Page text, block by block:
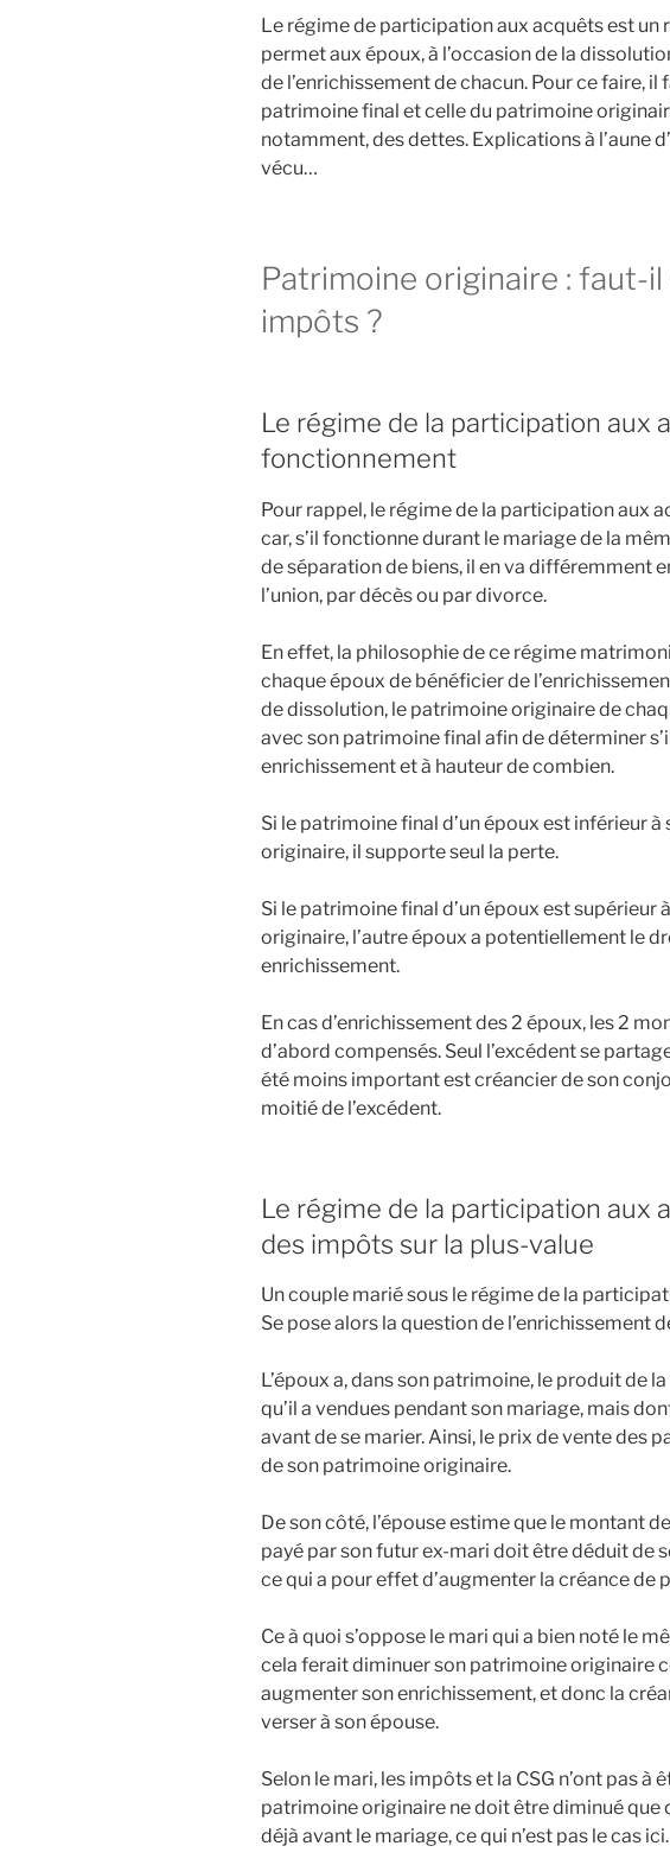
Le régime de participation aux acquêts est un
permet aux époux, à l’occasion de la
de l’enrichissement de chacun. Pour ce faire, il
patrimoine final et celle du patrimoine
notamment, des dettes. Explications à l’aune
vécu…
Patrimoine originaire : faut-
impôts ?
Le régime de la participation aux
fonctionnement
Pour rappel, le régime de la participation aux
car, s’il fonctionne durant le mariage de la
de séparation de biens, il en va différemment
l’union, par décès ou par divorce.
En effet, la philosophie de ce régime
chaque époux de bénéficier de
de dissolution, le patrimoine originaire de
avec son patrimoine final afin de déterminer
enrichissement et à hauteur de combien.
Si le patrimoine final d’un époux est inférieur
originaire, il supporte seul la perte.
Si le patrimoine final d’un époux est supérieur
originaire, l’autre époux a potentiellement le
enrichissement.
En cas d’enrichissement des 2 époux, les 2
d’abord compensés. Seul l’excédent se
été moins important est créancier de son
moitié de l’excédent.
Le régime de la participation aux
des impôts sur la plus-value
Un couple marié sous le régime de la
Se pose alors la question de l’enrichissement
L’époux a, dans son patrimoine, le produit de
qu’il a vendues pendant son mariage, mais
avant de se marier. Ainsi, le prix de vente des
de son patrimoine originaire.
De son côté, l’épouse estime que le montant
payé par son futur ex-mari doit être déduit de
ce qui a pour effet d’augmenter la créance de
Ce à quoi s’oppose le mari qui a bien noté le
cela ferait diminuer son patrimoine originaire
augmenter son enrichissement, et donc la
verser à son épouse.
Selon le mari, les impôts et la CSG n’ont pas à
patrimoine originaire ne doit être diminué que
déjà avant le mariage, ce qui n’est pas le cas ici.